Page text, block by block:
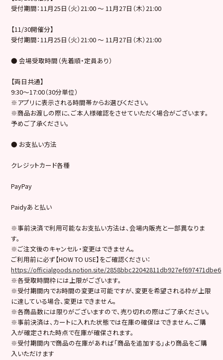
受付期間：11月25日（火）21:00 ～ 11月27日（木）21:00
【11/30開催分】
受付期間：11月25日（火）21:00 ～ 11月27日（木）21:00
● 会場受取時間（先着順・定員あり）
【両日共通】
9:30〜17:00（30分単位）
※アプリに表示される時間帯からお選びください。
※商品お渡しの際に、ご本人様確認をさせていただく場合がございます。
予めご了承ください。
● お支払い方法
クレジットカード各種
PayPay
Paidyあと払い
※事前決済で利用可能なお支払い方法は、会場内販売と一部異なりま
す。
※ご注文後のキャンセル・変更はできません。
ご利用前に必ず【HOW TO USE】をご確認ください：
https://officialgoods.notion.site/2858bbc22042811db927ef697471dbe6
※各受取時間枠には上限がございます。
※受付期間内でお時間の変更は可能ですが、変更を希望される枠が上限
に達している場合、変更はできません。
※各商品数には限りがございますので、売り切れの際はご了承ください。
※事前決済は、カートに入れた状態では在庫の確保はできません、ご購
入が確定された時点で在庫が確保されます。
※受付期間内で商品の在庫があれば「商品を追加する」より商品をご購
入いただけます